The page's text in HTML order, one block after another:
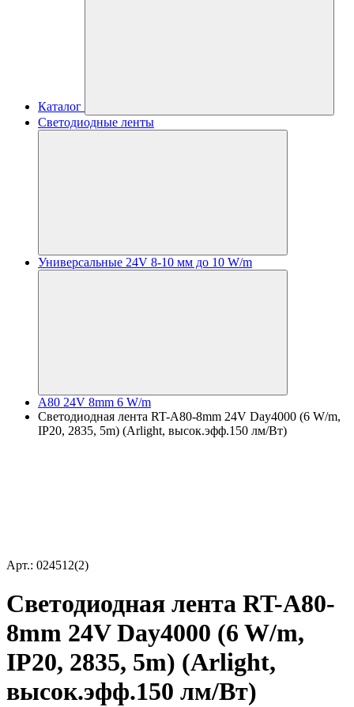
Каталог
Светодиодные ленты
Универсальные 24V 8-10 мм до 10 W/m
A80 24V 8mm 6 W/m
Светодиодная лента RT-A80-8mm 24V Day4000 (6 W/m,
IP20, 2835, 5m) (Arlight, высок.эфф.150 лм/Вт)
Арт.: 024512(2)
Светодиодная лента RT-A80-
8mm 24V Day4000 (6 W/m,
IP20, 2835, 5m) (Arlight,
высок.эфф.150 лм/Вт)